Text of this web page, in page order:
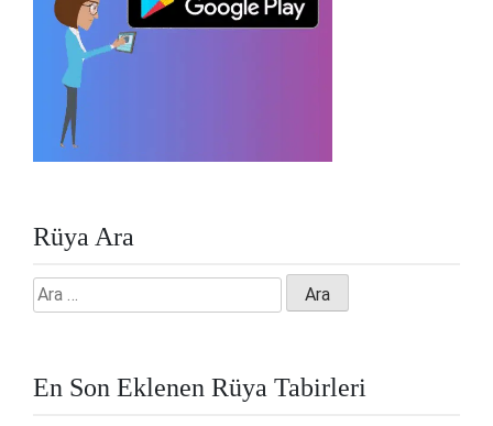
Rüya Ara
Arama:
En Son Eklenen Rüya Tabirleri